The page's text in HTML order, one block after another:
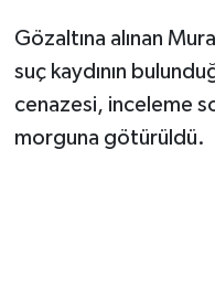
Gözaltına alınan
suç kaydının
cenazesi, inceleme
morguna götürüldü.
BİLİMNET
Yemek
SİVİL TOPLUM